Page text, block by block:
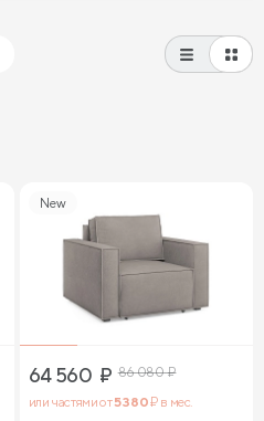
New
64 560 ₽ 86 080₽
или частями от5 380₽ в мес.